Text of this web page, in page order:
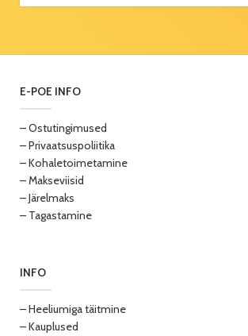
E-POE INFO
– Ostutingimused
– Privaatsuspoliitika
– Kohaletoimetamine
– Makseviisid
– Järelmaks
– Tagastamine
INFO
– Heeliumiga täitmine
– Kauplused